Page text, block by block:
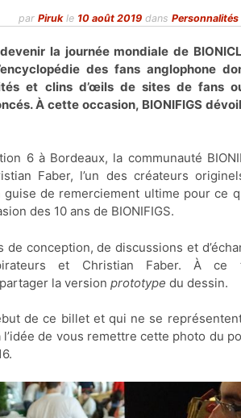
par Pirukle 10 août 2019dans Personnalités
la journée mondiale de
des fans anglophone
et clins d’œils de sites de fans
À cette occasion, BIONIFIGS
6 à Bordeaux, la communauté
Faber, l’un des créateurs
de remerciement ultime pour ce
des 10 ans de BIONIFIGS.
conception, de discussions et
et Christian Faber. À ce
la versionprototype du dessin.
de ce billet et qui ne se
de vous remettre cette photo du